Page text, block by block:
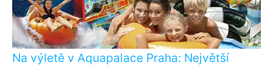
Na výletě v Aquapalace Praha: Největší